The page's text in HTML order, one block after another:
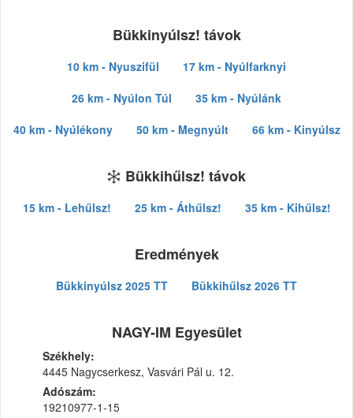
Bükkinyúlsz! távok
10 km - Nyuszifül
17 km - Nyúlfarknyi
26 km - Nyúlon Túl
35 km - Nyúlánk
40 km - Nyúlékony
50 km - Megnyúlt 66 km - Kinyúlsz
Bükkihűlsz! távok
15 km - Lehűlsz! 25 km - Áthűlsz! 35 km - Kihűlsz!
Eredmények
Bükkinyúlsz 2025 TT Bükkihűlsz 2026 TT
NAGY-IM Egyesület
Székhely:
4445 Nagycserkesz, Vasvári Pál u. 12.
Adószám:
19210977-1-15